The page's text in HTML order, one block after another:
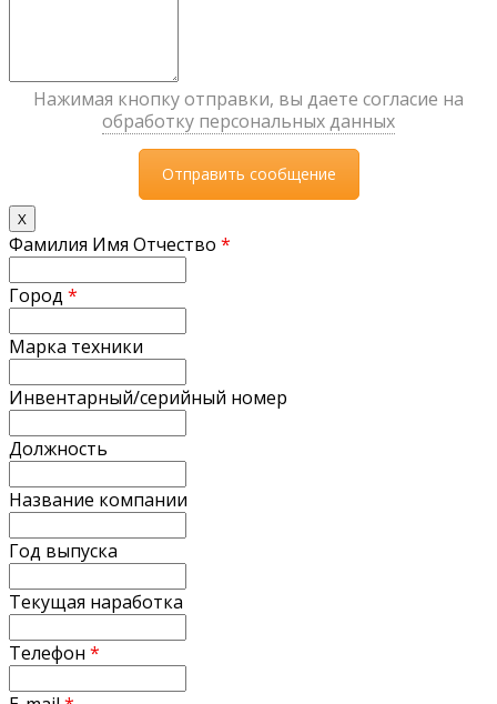
Нажимая кнопку отправки, вы даете согласие на
обработку персональных данных
X
Фамилия Имя Отчество *
Город *
Марка техники
Инвентарный/серийный номер
Должность
Название компании
Год выпуска
Текущая наработка
Телефон *